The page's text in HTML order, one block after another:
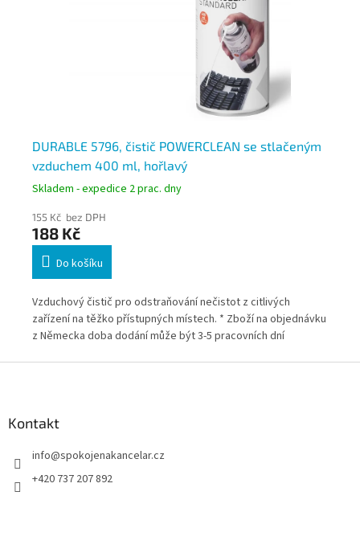
DURABLE 5796, čistič POWERCLEAN se stlačeným
vzduchem 400 ml, hořlavý
Skladem - expedice 2 prac. dny
155 Kč bez DPH
188 Kč
Do košíku
Vzduchový čistič pro odstraňování nečistot z citlivých
zařízení na těžko přístupných místech. * Zboží na objednávku
z Německa doba dodání může být 3-5 pracovních dní
Kontakt
info@spokojenakancelar.cz
+420 737 207 892